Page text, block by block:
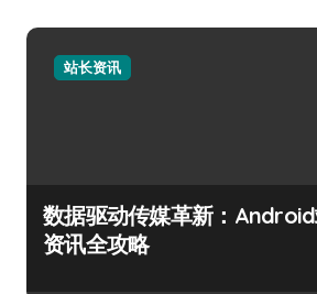
站长资讯
数据驱动传媒革新：
资讯全攻略